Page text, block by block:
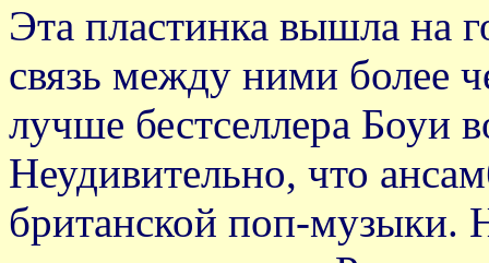
Эта пластинка вышла на
связь между ними более
лучше бестселлера Боуи
Неудивительно, что
британской поп-музыки.